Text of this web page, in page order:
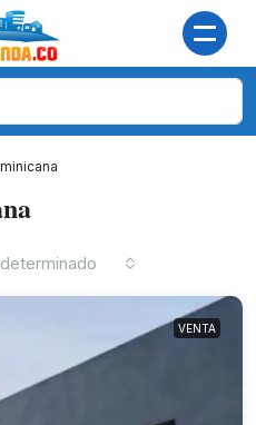
VENTA